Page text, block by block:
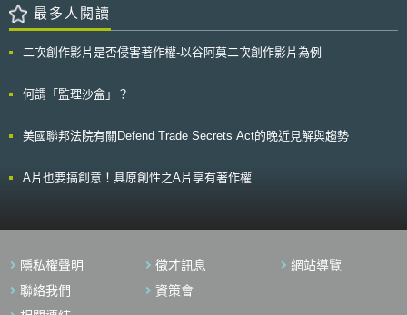
成年人散佈色情內容並未違憲），本案被告加州州長Schwarzenegger也表
示將上訴到底。 日前在德國也出現修正刑法，將販賣或散佈暴力電玩
入罪之提議，在暴力電玩分級制度所引起的爭議日益擴大之際，各國相關作
波蘭、捷克、斯洛伐克等共計15個國家的網路安全部門，皆同步完成簽署。
以下為指引之重點內容： 1. 軟體物料清單的定位（Software Bill of
關係等相關資訊的正式紀錄。 2. 導入SBOM的優點 (1) 提升管理軟體弱點之
者之間溝通效率）。 (3) 協助改善軟體開發之進程。 (4) 提升管理授權軟體
採購人員依風險評估決定是否採購。 (3) 若發現軟體有新的弱點，使軟體營
現與因應影響國家安全的潛在風險。 4. SBOM適用原則與相關告知義務 確
保軟體開發商、製造商供應鏈的資訊透明，適用符合安全性設計（Security
新的共識。指引內容不僅建議軟體開發商、製造商宜於設計階段採用安全設
計，以確保所有類型的資通訊產品（特別是軟體）之使用安全，也鼓勵製造
最多人閱讀
二次創作影片是否侵害著作權-以谷阿莫二次創作影片為例
何謂「監理沙盒」？
美國聯邦法院有關Defend Trade Secrets Act的晚近見解與趨勢
A片也要搞創意！具原創性之A片享有著作權
隱私權聲明 徵才訊息
網站導覽
聯絡我們
資策會